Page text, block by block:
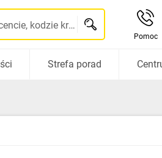
Szukaj po nazwie, indeksie, producencie, kodzie kreskowym...
Pomoc
Strefa porad